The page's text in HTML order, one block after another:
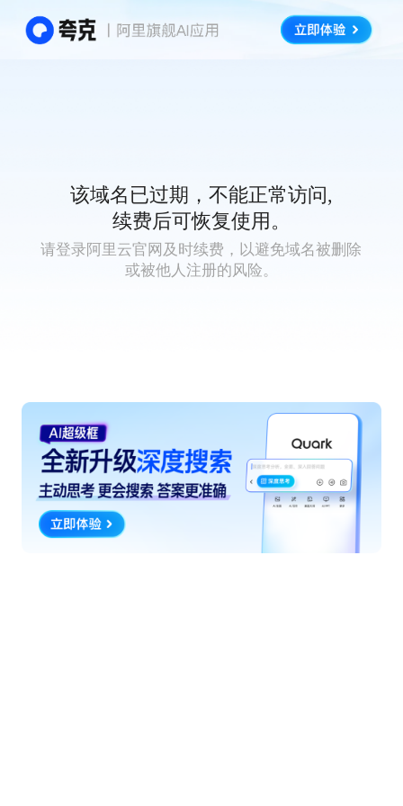
该域名已过期，不能正常访问,
续费后可恢复使用。
请登录阿里云官网及时续费，以避免域名被删除
或被他人注册的风险。